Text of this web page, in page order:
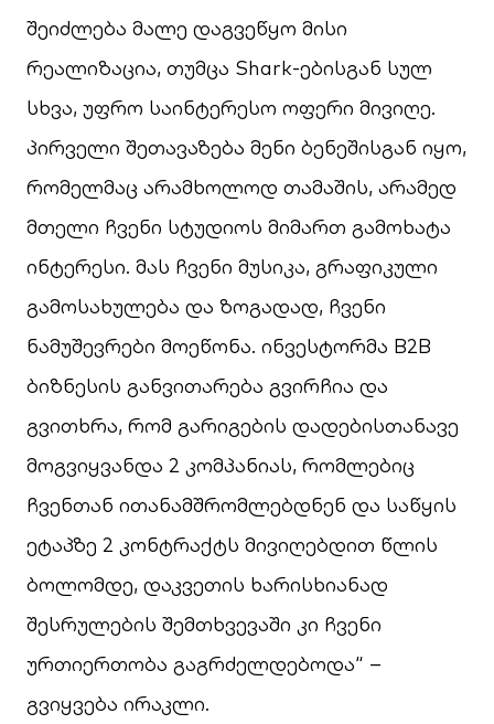
შეიძლება მალე დაგვეწყო მისი
რეალიზაცია, თუმცა Shark-ებისგან სულ
სხვა, უფრო საინტერესო ოფერი მივიღე.
პირველი შეთავაზება მენი ბენეშისგან იყო,
რომელმაც არამხოლოდ თამაშის, არამედ
მთელი ჩვენი სტუდიოს მიმართ გამოხატა
ინტერესი. მას ჩვენი მუსიკა, გრაფიკული
გამოსახულება და ზოგადად, ჩვენი
ნამუშევრები მოეწონა. ინვესტორმა B2B
ბიზნესის განვითარება გვირჩია და
გვითხრა, რომ გარიგების დადებისთანავე
მოგვიყვანდა 2 კომპანიას, რომლებიც
ჩვენთან ითანამშრომლებდნენ და საწყის
ეტაპზე 2 კონტრაქტს მივიღებდით წლის
ბოლომდე, დაკვეთის ხარისხიანად
შესრულების შემთხვევაში კი ჩვენი
ურთიერთობა გაგრძელდებოდა“ –
გვიყვება ირაკლი.